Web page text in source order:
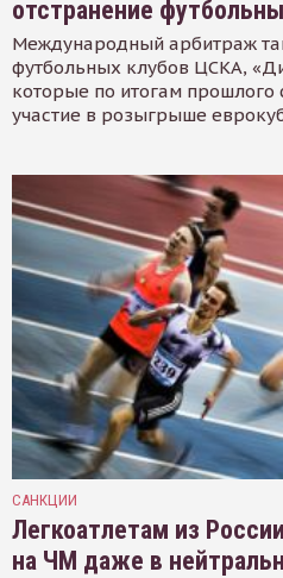
отстранение
Международный арбитраж
футбольных клубов ЦСКА,
которые по итогам прошлого
участие в розыгрыше
САНКЦИИ
Легкоатлетам из
на ЧМ даже в